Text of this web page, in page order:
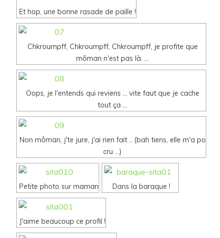
Et hop, une bonne rasade de paille !
Chkroumpff, Chkroumpff, Chkroumpff, je profite que
môman n'est pas là. ...
Oops, je l'entends qui reviens ... vite faut que je cache
tout ça ...
Non môman, j'te jure, j'ai rien fait .. (bah tiens, elle m'a po
cru ...)
Petite photo sur maman Dans la baraque !
J'aime beaucoup ce profil !